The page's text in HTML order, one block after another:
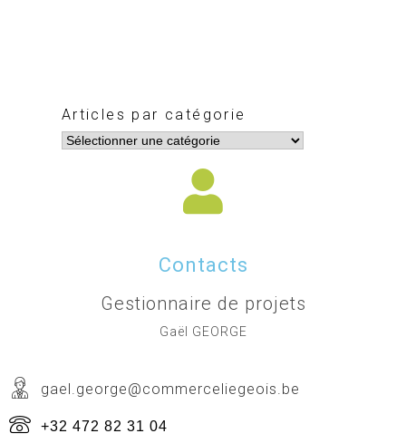
Articles par catégorie
Contacts
Gestionnaire de projets
Gaël GEORGE
gael.george@commerceliegeois.be
+32 472 82 31 04